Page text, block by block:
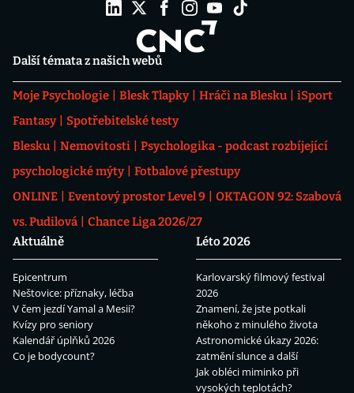
Další témata z našich webů
Moje Psychologie Blesk Tlapky Hráči na Blesku
iSport
Fantasy
Spotřebitelské testy
Blesku
Nemovitosti
Psychologika - podcast rozbíjející
psychologické mýty
Fotbalové přestupy
ONLINE
Eventový prostor Level 9
OKTAGON 92: Szabová
vs. Pudilová
Chance Liga 2026/27
Aktuálně
Epicentrum
Neštovice: příznaky, léčba
V čem jezdí Yamal a Mesii?
Kvízy pro seniory
Kalendář úplňků 2026
Co je bodycount?
Léto 2026
Karlovarský filmový festival
2026
Znamení, že jste potkali
někoho z minulého života
Astronomické úkazy 2026:
zatmění slunce a další
Jak obléci miminko při
vysokých teplotách?